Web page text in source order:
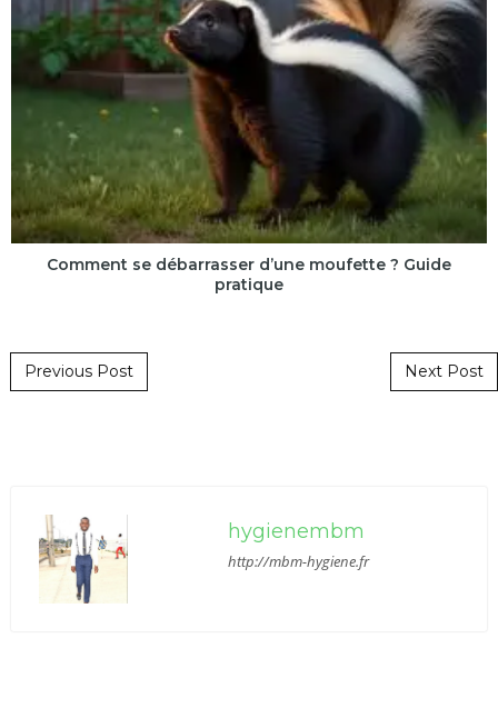
Comment se débarrasser d’une moufette ? Guide
pratique
Post navigation
Previous Post Next Post
hygienembm
http://mbm-hygiene.fr